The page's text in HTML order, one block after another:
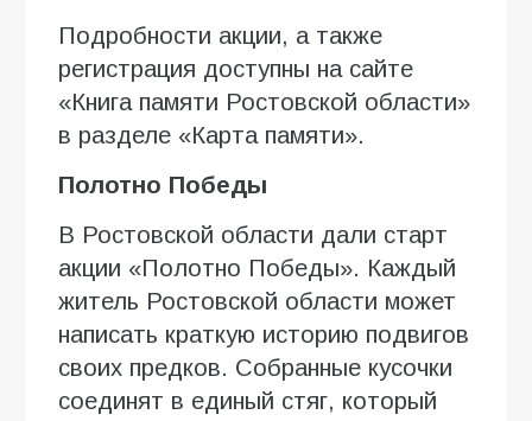
Подробности акции, а также
регистрация доступны на сайте
«Книга памяти Ростовской области»
в разделе «Карта памяти».
Полотно Победы
В Ростовской области дали старт
акции «Полотно Победы». Каждый
житель Ростовской области может
написать краткую историю подвигов
своих предков. Собранные кусочки
соединят в единый стяг, который